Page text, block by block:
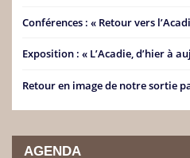
Conférences : « Retour vers
Exposition : « L’Acadie, d’hier à
Retour en image de notre sortie
AGENDA